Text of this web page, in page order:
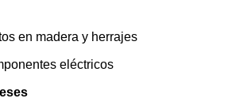
en madera y herrajes
eléctricos